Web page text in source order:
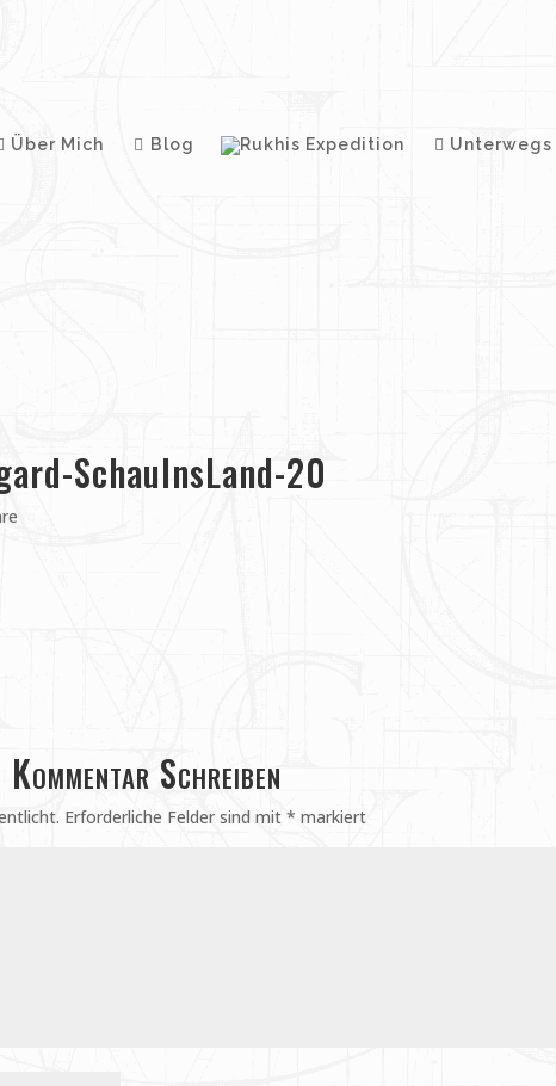
Über Mich Blog Unterwegs
SchauInsLand-20
Kommentar Schreiben
Erforderliche Felder sind mit* markiert